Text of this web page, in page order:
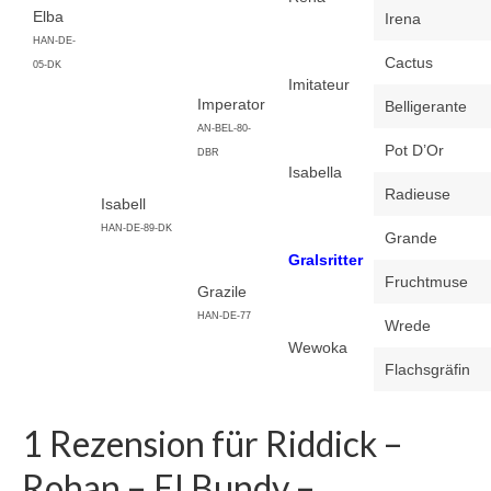
Cleopatra – Carbano – Silvester – Corporal
El Saphir – El Bundy – Wiener Skat – Atatürk
Sydney – Stenograph – La Zarras – Fantus
Uphelia – Ultra Boy – Stenograph – La Zarras
Hengstanwärter
Red up Chiqui Z – Rohan – Up Chiqui – Ohio
Elba
HAN-DE-
05-DK
Irena
Isabell
HAN-DE-89-DK
Imperator
AN-BEL-80-
DBR
Imitateur
Cactus
Belligerante
Isabella
Pot D’Or
Radieuse
Grazile
HAN-DE-77
Gralsritter
Grande
Fruchtmuse
Wewoka
Wrede
Flachsgräfin
1 Rezension für Riddick –